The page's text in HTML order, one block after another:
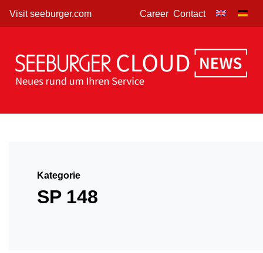
Visit seeburger.com Career Contact
Kategorie
SP 148